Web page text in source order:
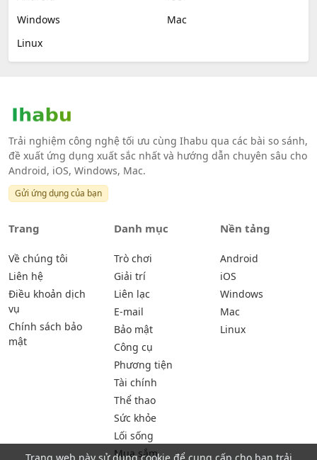
Windows
Mac
Linux
Trải nghiệm công nghệ tối ưu cùng Ihabu qua các bài so sánh,
đề xuất ứng dụng xuất sắc nhất và hướng dẫn chuyên sâu cho
Android, iOS, Windows, Mac.
Gửi ứng dụng của bạn
Trang
Về chúng tôi
Liên hệ
Điều khoản dịch
vụ
Chính sách bảo
mật
Danh mục
Trò chơi
Giải trí
Liên lạc
E-mail
Bảo mật
Công cụ
Phương tiện
Tài chính
Thể thao
Sức khỏe
Lối sống
Mua sắm
Nền tảng
Android
iOS
Windows
Mac
Linux